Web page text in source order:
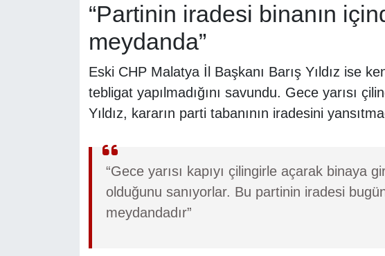
“Partinin iradesi binanın
meydanda”
Eski CHP Malatya İl Başkanı Barış Yıldız ise
tebligat yapılmadığını savundu. Gece yarısı
Yıldız, kararın parti tabanının iradesini
“Gece yarısı kapıyı çilingirle açarak binaya
olduğunu sanıyorlar. Bu partinin iradesi
meydandadır”